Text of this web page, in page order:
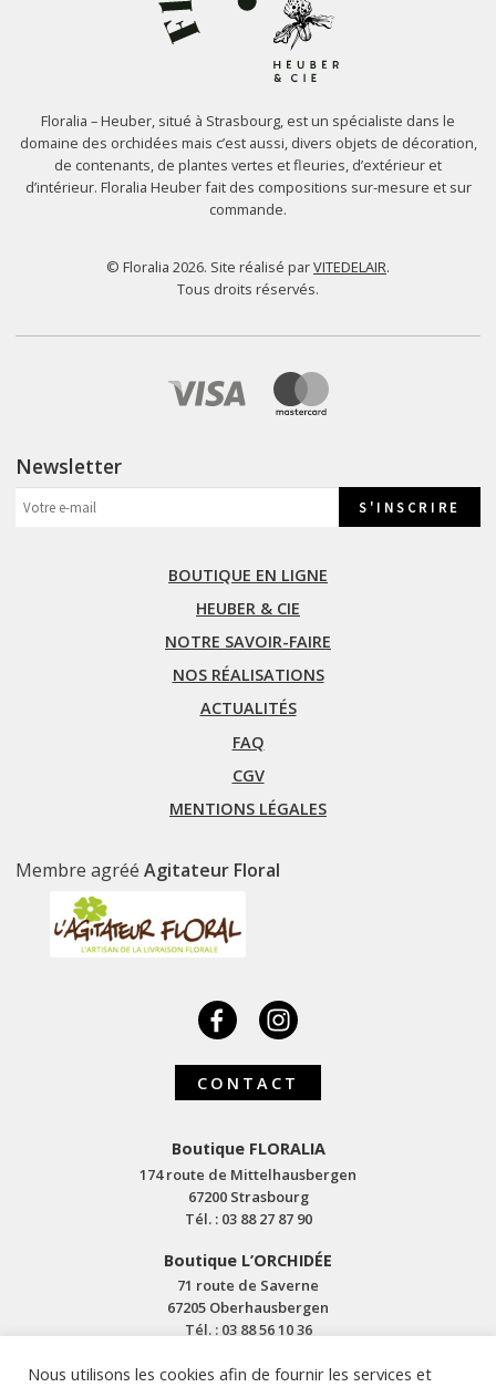
Floralia – Heuber, situé à Strasbourg, est un spécialiste dans le
domaine des orchidées mais c’est aussi, divers objets de décoration,
de contenants, de plantes vertes et fleuries, d’extérieur et
d’intérieur. Floralia Heuber fait des compositions sur-mesure et sur
commande.
© Floralia 2026. Site réalisé parVITEDELAIR.
Tous droits réservés.
Newsletter
BOUTIQUE EN LIGNE
HEUBER & CIE
NOTRE SAVOIR-FAIRE
NOS RÉALISATIONS
ACTUALITÉS
FAQ
CGV
MENTIONS LÉGALES
Membre agrééAgitateur Floral
CONTACT
Boutique FLORALIA
174 route de Mittelhausbergen
67200 Strasbourg
Tél. : 03 88 27 87 90
Boutique L’ORCHIDÉE
71 route de Saverne
67205 Oberhausbergen
Tél. : 03 88 56 10 36
Nous utilisons les cookies afin de fournir les services et